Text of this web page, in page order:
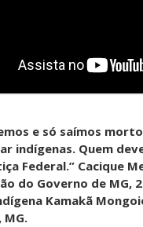
e só saímos
indígenas. Quem
Federal.” Cacique
do Governo de MG,
Kamakã
MG.